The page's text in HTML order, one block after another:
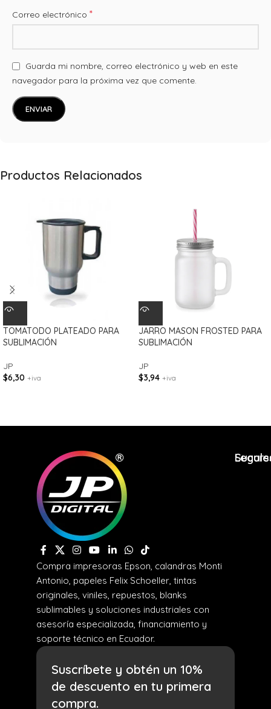
Correo electrónico *
Guarda mi nombre, correo electrónico y web en este
navegador para la próxima vez que comente.
Productos Relacionados
TOMATODO PLATEADO PARA
SUBLIMACIÓN
JP
$6,30 +iva
JARRO MASON FROSTED PARA
SUBLIMACIÓN
JP
$3,94 +iva
Compra impresoras Epson, calandras Monti
Antonio, papeles Felix Schoeller, tintas
originales, viniles, repuestos, blanks
sublimables y soluciones industriales con
asesoría especializada, financiamiento y
soporte técnico en Ecuador.
Suscríbete y obtén un 10%
de descuento en tu primera
compra.